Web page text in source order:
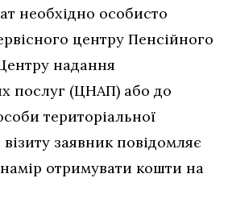
необхідно особисто
центру Пенсійного
надання
послуг (ЦНАП) або до
територіальної
заявник повідомляє
намір отримувати кошти на